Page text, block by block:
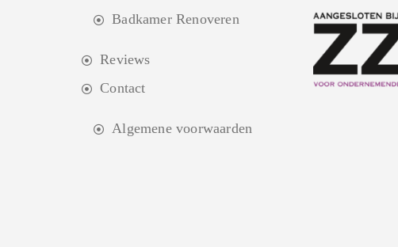
Badkamer Renoveren
Reviews
Contact
Algemene voorwaarden